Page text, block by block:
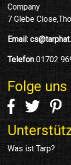
Company
7 Glebe
Email:
Telefon 01702
Folge uns
Was ist Tarp?